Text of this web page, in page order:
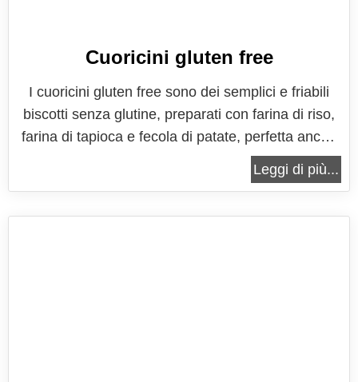
Cuoricini gluten free
I cuoricini gluten free sono dei semplici e friabili
biscotti senza glutine, preparati con farina di riso,
farina di tapioca e fecola di patate, perfetta anche
per celiaci o per chi ha anche solo una leggera
intolleranza al glutine. La ricetta può essere
Leggi di più...